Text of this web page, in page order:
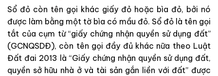
Sổ đỏ còn tên gọi khác giấy đỏ hoặc bìa đỏ, bởi nó
được làm bằng một tờ bìa có mầu đỏ. Sổ đỏ là tên gọi
tắt của cụm từ “giấy chứng nhận quyền sử dụng đất”
(GCNQSDĐ), còn tên gọi đầy đủ khác nữa theo Luật
Đất đai 2013 là “Giấy chứng nhận quyền sử dụng đất,
quyền sở hữu nhà ở và tài sản gắn liền với đất” được